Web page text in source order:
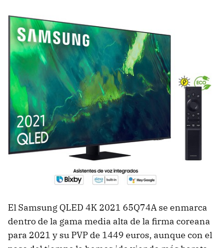
El Samsung QLED 4K 2021 65Q74A se enmarca
dentro de la gama media alta de la firma coreana
para 2021 y su PVP de 1449 euros, aunque con el